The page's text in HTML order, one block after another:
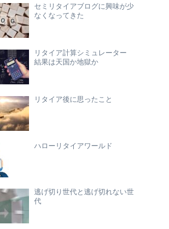
セミリタイアブログに興味が少
なくなってきた
リタイア計算シミュレーター
結果は天国か地獄か
リタイア後に思ったこと
ハローリタイアワールド
逃げ切り世代と逃げ切れない世
代